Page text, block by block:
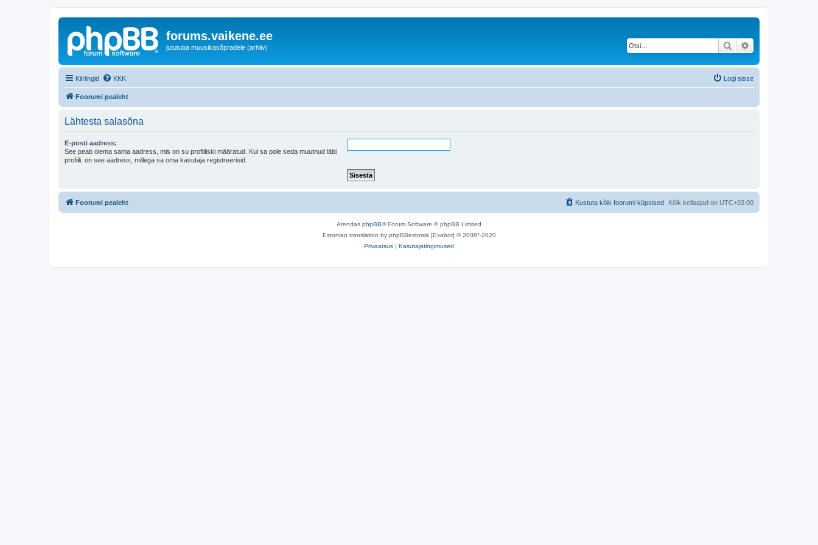
forums.vaikene.ee
jututuba muusikasõpradele (arhiiv) Otsi
Kiirlingid KKK Logi sisse
Foorumi pealeht
Lähtesta salasõna
E-posti aadress:
See peab olema sama aadress, mis on su profiiliski määratud. Kui sa pole seda muutnud läbi
profiili, on see aadress, millega sa oma kasutaja registreerisid.
Foorumi pealeht Kõik kellaajad on UTC+03:00
Kustuta kõik foorumi küpsised
Arendas phpBB® Forum Software © phpBB Limited
Estonian translation by phpBBestonia [Exabot] © 2008*-2020
Privaatsus | Kasutajatingimused